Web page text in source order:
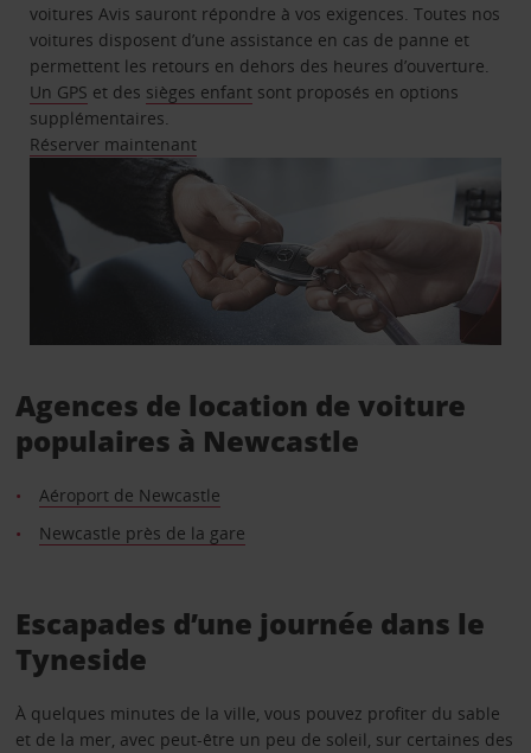
voitures Avis sauront répondre à vos exigences. Toutes nos
voitures disposent d’une assistance en cas de panne et
permettent les retours en dehors des heures d’ouverture.
Un GPS et des sièges enfant sont proposés en options
supplémentaires.
Réserver maintenant
Agences de location de voiture
populaires à Newcastle
Aéroport de Newcastle
Newcastle près de la gare
Escapades d’une journée dans le
Tyneside
À quelques minutes de la ville, vous pouvez profiter du sable
et de la mer, avec peut-être un peu de soleil, sur certaines des